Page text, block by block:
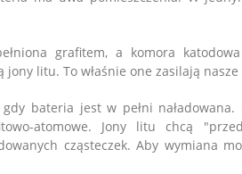
grafitem, a komora
jony litu. To właśnie one zasilają
bateria jest w pełni
atomowe. Jony litu chcą
cząsteczek. Aby wymiana